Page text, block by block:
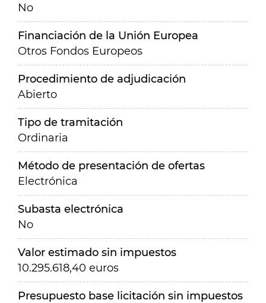
No
Financiación de la Unión Europea
Otros Fondos Europeos
Procedimiento de adjudicación
Abierto
Tipo de tramitación
Ordinaria
Método de presentación de ofertas
Electrónica
Subasta electrónica
No
Valor estimado sin impuestos
10.295.618,40 euros
Presupuesto base licitación sin impuestos